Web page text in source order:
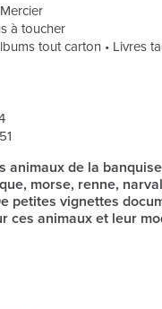
à toucher
tout carton • Livres
animaux de la
morse, renne,
petites vignettes
ces animaux et leur